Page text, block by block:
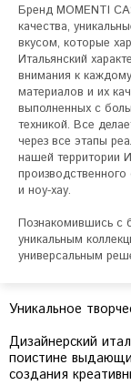
Бренд MOMENTI
качества,
вкусом, которые
Итальянский
внимания к
материалов и их
выполненных с
техникой. Все
через все этапы
нашей территории
и ноу-хау.
Познакомившись с
уникальным
Уникальное
Дизайнерский
поистине
создания